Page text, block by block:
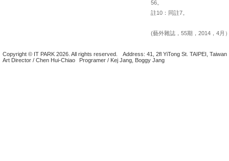
56。
註10：同註7。
(藝外雜誌，55期，2014，4月
Copyright © IT PARK 2026. All rights reserved.
Address: 41, 2fl YiTong St. TAIPEI, Taiwan
Art Director / Chen Hui-Chiao
Programer / Kej Jang, Boggy Jang